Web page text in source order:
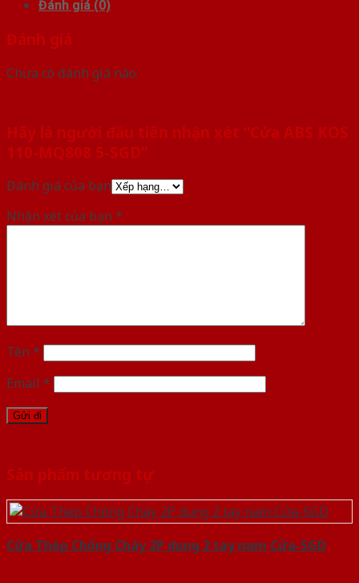
Đánh giá (0)
Đánh giá
Chưa có đánh giá nào.
Hãy là người đầu tiên nhận xét “Cửa ABS KOS
110-MQ808 5-SGD”
Đánh giá của bạn
Nhận xét của bạn *
Tên *
Email *
Sản phẩm tương tự
Cửa Thép Chống Cháy 2P dung 2 tay nam Cửa-SGD